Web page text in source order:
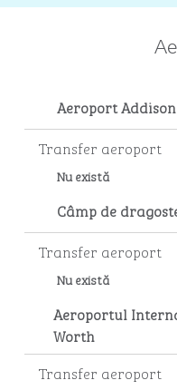
Aeroport Addison
Transfer aeroport
Nu există
Câmp de
Transfer aeroport
Nu există
Aeroportul
Worth
Transfer aeroport